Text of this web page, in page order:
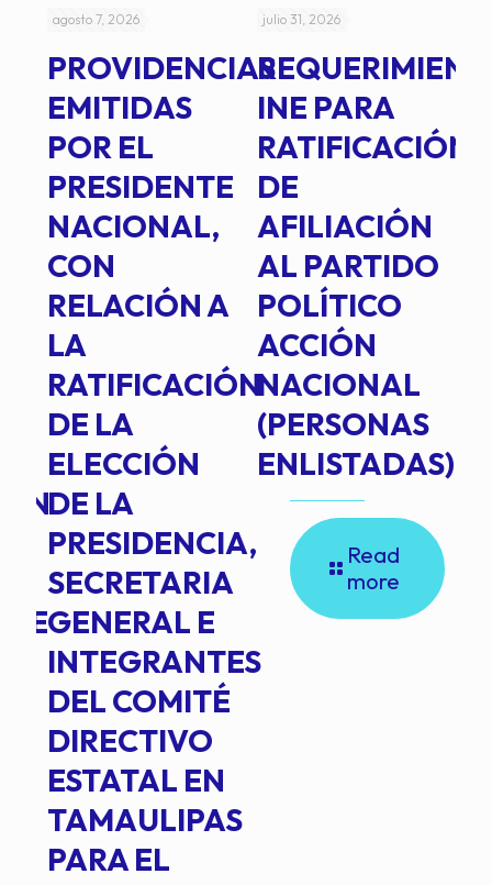
agosto 7, 2026
PROVIDENCIAS
EMITIDAS
POR EL
PRESIDENTE
NACIONAL,
CON
RELACIÓN A
LA
RATIFICACIÓN
DE LA
ELECCIÓN
DE LA
PRESIDENCIA,
SECRETARIA
GENERAL E
INTEGRANTES
DEL COMITÉ
DIRECTIVO
ESTATAL EN
TAMAULIPAS
PARA EL
julio 31, 2026
INE PARA
RATIFICACIÓN
DE
AFILIACIÓN
AL PARTIDO
POLÍTICO
ACCIÓN
NACIONAL
(PERSONAS
ENLISTADAS)
Read
more